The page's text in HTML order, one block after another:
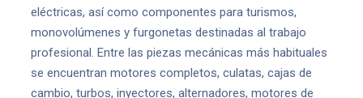
eléctricas, así como componentes para turismos,
monovolúmenes y furgonetas destinadas al trabajo
profesional. Entre las piezas mecánicas más habituales
se encuentran motores completos, culatas, cajas de
cambio, turbos, inyectores, alternadores, motores de